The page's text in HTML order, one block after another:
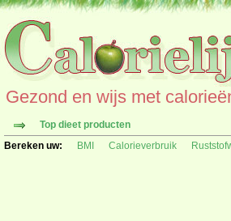
Gezond en wijs met
Top dieet producten
Bereken uw:
BMI Calorieverbruik